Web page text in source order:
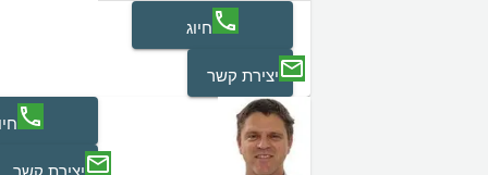
חיוג
יצירת קשר
יצירת קשר